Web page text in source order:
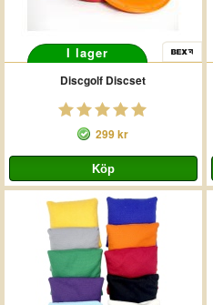
I lager
Discgolf Discset
299 kr